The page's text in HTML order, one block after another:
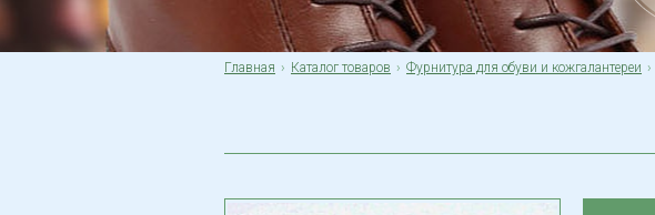
Главная Каталог товаров Фурнитура для обуви и кожгалантереи